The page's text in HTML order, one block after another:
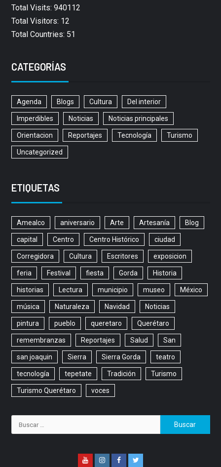
Total Visits: 940112
Total Visitors: 12
Total Countries: 51
CATEGORÍAS
Agenda Blogs Cultura Del interior
Imperdibles Noticias Noticias principales
Orientacion Reportajes Tecnología Turismo
Uncategorized
ETIQUETAS
Amealco aniversario Arte Artesanía Blog
capital Centro Centro Histórico ciudad
Corregidora Cultura Escritores exposicion
feria Festival fiesta Gorda Historia
historias Lectura municipio museo México
música Naturaleza Navidad Noticias
pintura pueblo queretaro Querétaro
remembranzas Reportajes Salud San
san joaquin Sierra Sierra Gorda teatro
tecnología tepetate Tradición Turismo
Turismo Querétaro voces